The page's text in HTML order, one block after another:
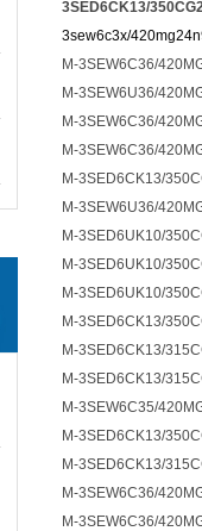
3SED6CK13/
3sew6c3x/
M-3SEW6C36/
M-3SEW6U36/
M-3SEW6C36/
M-3SEW6C36/
M-3SED6CK13/
M-3SEW6U36/
M-3SED6UK10/
M-3SED6UK10/
M-3SED6UK10/
M-3SED6CK13/
M-3SED6CK13/
M-3SED6CK13/
M-3SEW6C35/
M-3SED6CK13/
M-3SED6CK13/
M-3SEW6C36/
M-3SEW6C36/